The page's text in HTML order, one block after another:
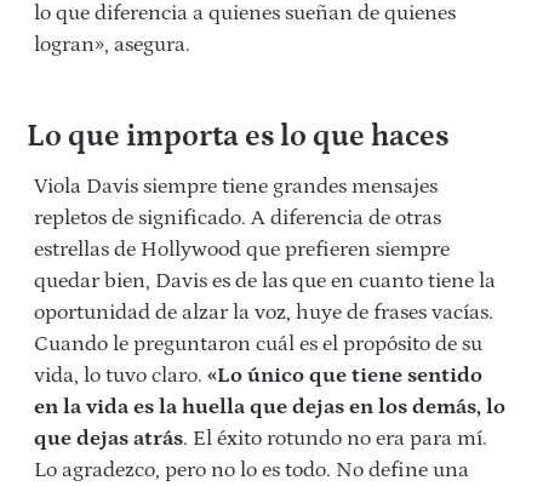
lo que diferencia a quienes sueñan de quienes
logran», asegura.
Lo que importa es lo que haces
Viola Davis siempre tiene grandes mensajes
repletos de significado. A diferencia de otras
estrellas de Hollywood que prefieren siempre
quedar bien, Davis es de las que en cuanto tiene la
oportunidad de alzar la voz, huye de frases vacías.
Cuando le preguntaron cuál es el propósito de su
vida, lo tuvo claro. «Lo único que tiene sentido
en la vida es la huella que dejas en los demás, lo
que dejas atrás. El éxito rotundo no era para mí.
Lo agradezco, pero no lo es todo. No define una